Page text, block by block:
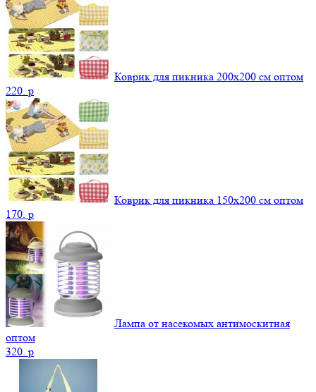
Коврик для пикника 200х200 см оптом
220. p
Коврик для пикника 150х200 см оптом
170. p
Лампа от насекомых антимоскитная
оптом
320. p